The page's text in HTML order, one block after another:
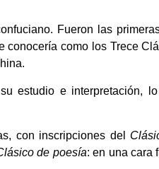
Fueron las
como los Trece
estudio e interpretación,
con inscripciones del
de poesía: en una cara